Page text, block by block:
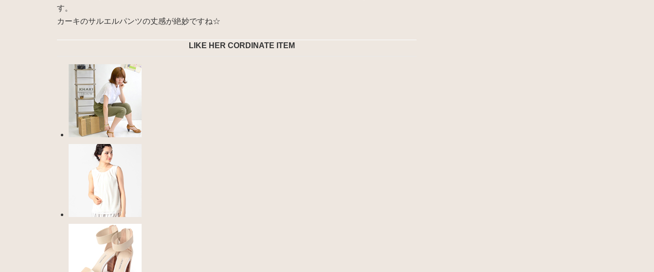
す。
カーキのサルエルパンツの丈感が絶妙ですね☆
LIKE HER CORDINATE ITEM